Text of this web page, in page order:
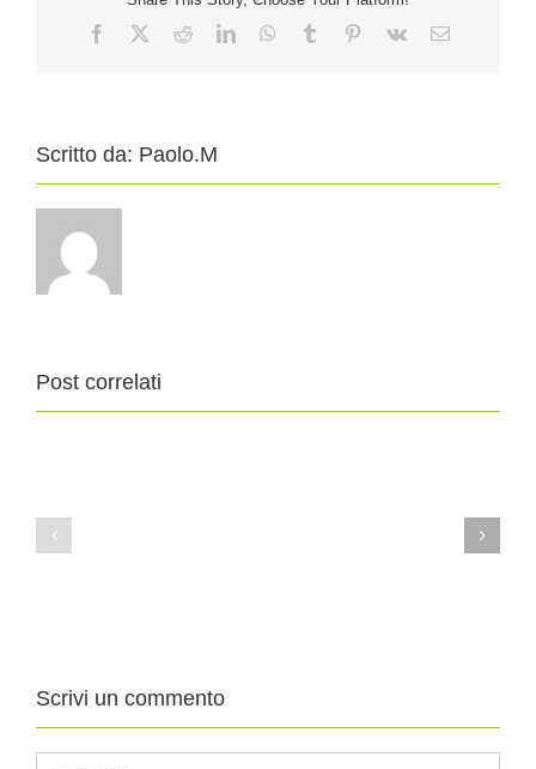
Facebook RedditLinkedInWhatsApp
Tumblr Pinterest
Vk Email
Scritto da: Paolo.M
Post correlati
Scrivi un commento